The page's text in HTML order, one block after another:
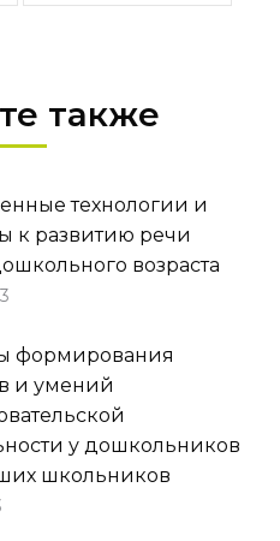
также
технологии и
к развитию речи
возраста
формирования
и умений
у дошкольников
школьников